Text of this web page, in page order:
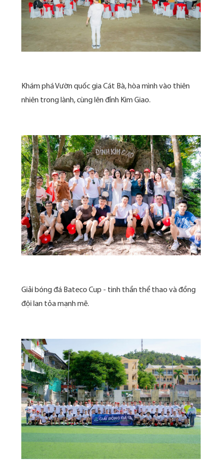
Khám phá Vườn quốc gia Cát Bà, hòa mình vào thiên
nhiên trong lành, cùng lên đỉnh Kim Giao.
Giải bóng đá Bateco Cup - tinh thần thể thao và đồng
đội lan tỏa mạnh mẽ.